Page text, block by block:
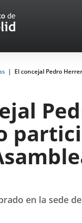
El concejal Pedro
en la sede